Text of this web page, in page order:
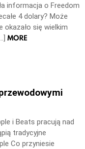
informacja o Freedom
4 dolary? Może
okazało się wielkim
MORE
i Beats pracują nad
tradycyjne
Co przyniesie